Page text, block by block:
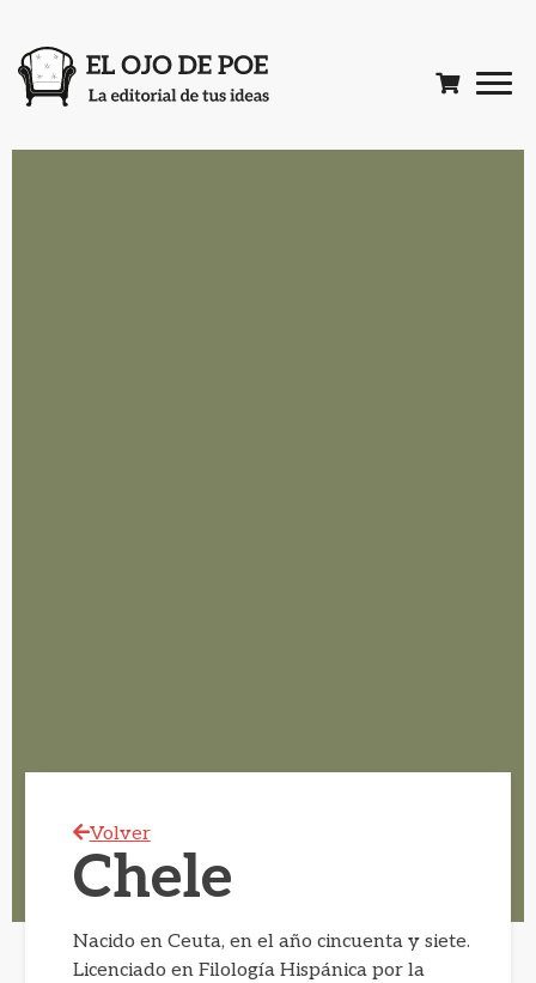
Volver
Chele
Nacido en Ceuta, en el año cincuenta y siete.
Licenciado en Filología Hispánica por la